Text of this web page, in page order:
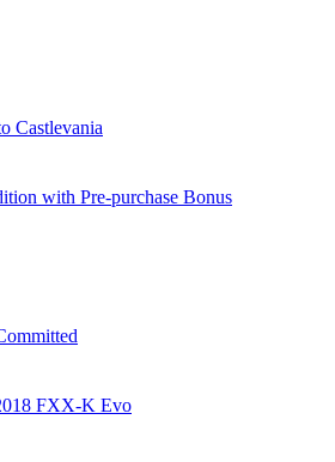
Castlevania
with Pre-purchase Bonus
FXX-K Evo